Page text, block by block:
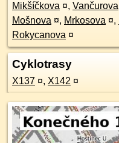
Mikšíčkova ¤, Vančurova
Mošnova ¤, Mrkosova ¤,
Rokycanova ¤
Cyklotrasy
X137 ¤, X142 ¤